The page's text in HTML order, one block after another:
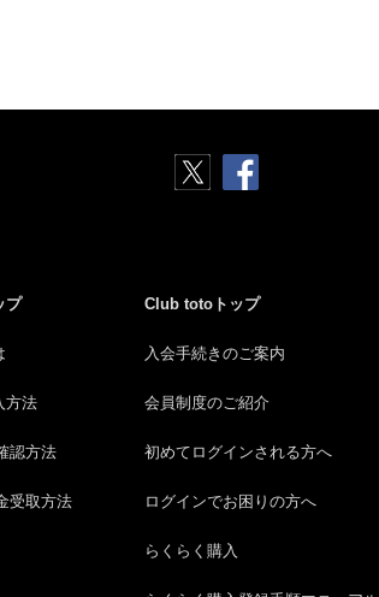
プ
方法
認方法
受取方法
Club totoトップ
入会手続きのご案内
会員制度のご紹介
初めてログインされる方へ
ログインでお困りの方へ
らくらく購入